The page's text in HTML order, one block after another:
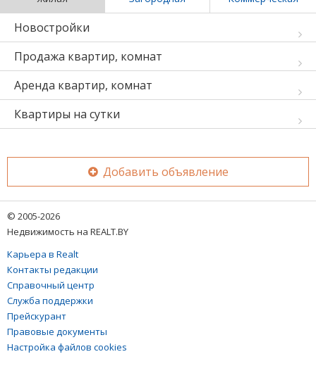
Новостройки
Продажа квартир, комнат
Аренда квартир, комнат
Квартиры на сутки
Добавить объявление
© 2005-2026
Недвижимость на REALT.BY
Карьера в Realt
Контакты редакции
Справочный центр
Служба поддержки
Прейскурант
Правовые документы
Настройка файлов cookies